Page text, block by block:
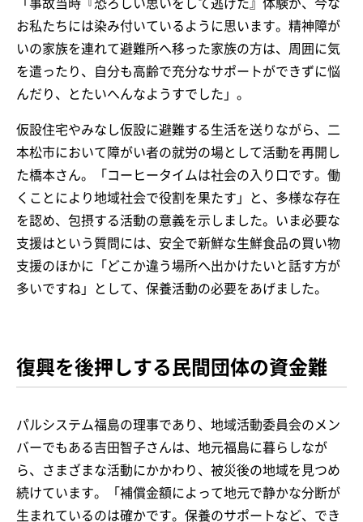
「事故当時『恐ろしい思いをして逃げた』体験が、今な
お私たちには染み付いているように思います。精神障が
いの家族を連れて避難所へ移った家族の方は、周囲に気
を遣ったり、自分も高齢で充分なサポートができずに悩
んだり、とたいへんなようすでした」。
仮設住宅やみなし仮設に避難する生活を送りながら、二
本松市において障がい者の就労の場として活動を再開し
た橋本さん。「コーヒータイムは社会の入り口です。働
くことにより地域社会で役割を果たす」と、多様な存在
を認め、包摂する活動の意義を示しました。いま必要な
支援はという質問には、安全で新鮮な生鮮食品の買い物
支援のほかに「どこか違う場所へ出かけたいと話す方が
多いですね」として、保養活動の必要をあげました。
復興を後押しする民間団体の資金難
パルシステム福島の理事であり、地域活動委員会のメン
バーでもある吉田智子さんは、地元福島に暮らしなが
ら、さまざまな活動にかかわり、被災後の地域を見つめ
続けています。「補償金額によって地元で静かな分断が
生まれているのは確かです。保養のサポートなど、でき